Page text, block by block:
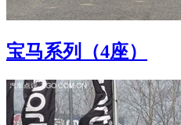
宝马系列（4座）